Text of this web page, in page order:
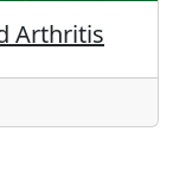
Arthritis